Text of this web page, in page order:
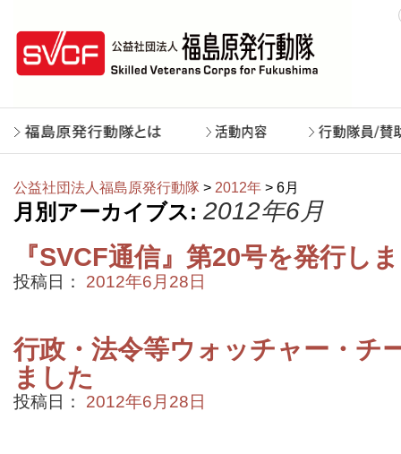
公益社団法人福島原発行動隊 > 2012年 > 6月
月別アーカイブス: 2012年6月
『SVCF通信』第20号を発行し
投稿日： 2012年6月28日
行政・法令等ウォッチャー・チ
ました
投稿日： 2012年6月28日